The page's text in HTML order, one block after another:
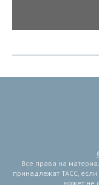
Все права на
принадлежат ТАСС,
может не